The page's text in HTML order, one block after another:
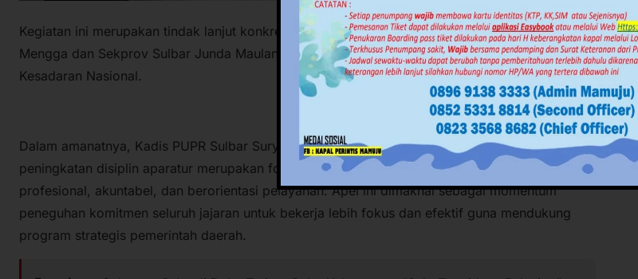
Kegiatan ini merupakan tindak lanjut konkret dari arahan Wakil Gubernur Sulbar Salim S.
Mengga dan Sekprov Sulbar Junda Maulana yang disampaikan pada peringatan Hari
Kesadaran Nasional.
Dalam amanatnya, Kadis PUPR Sulbar Surya Yuliawan Sarifuddin, menegaskan bahwa
peningkatan disiplin aparatur merupakan fondasi utama untuk mewujudkan birokrasi yang
profesional, akuntabel, dan berorientasi pelayanan. Apel ini dimaknai sebagai momentum
peneguhan komitmen seluruh jajaran untuk bekerja lebih fokus dan efektif guna mendukung
program strategis pemerintah daerah.